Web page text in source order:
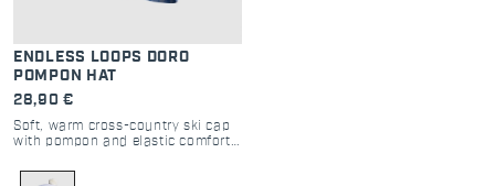
ENDLESS LOOPS DORO
POMPON HAT
28,90 €
Soft, warm cross-country ski cap
with pompon and elastic comfort